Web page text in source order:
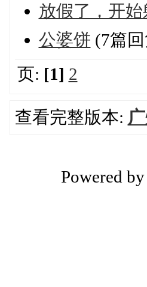
放假了，开始
公婆饼 (7篇
页: [1] 2
查看完整版本:
Powered by